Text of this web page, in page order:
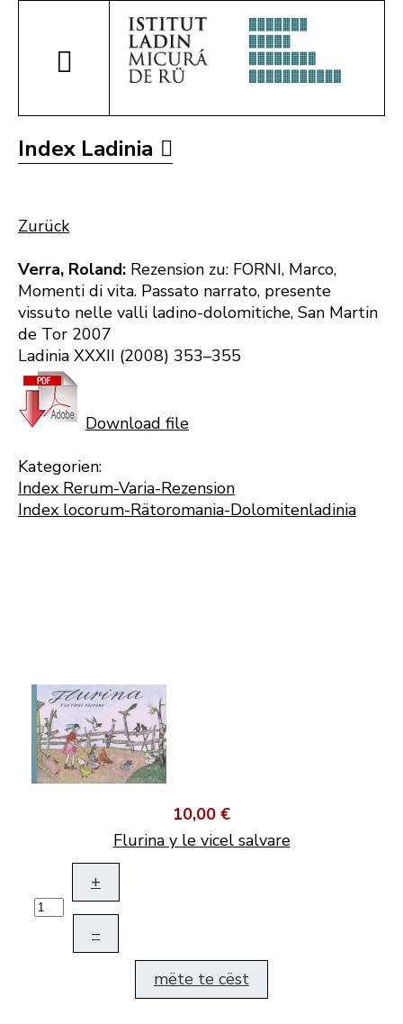
Index Ladinia
Zurück
Verra, Roland: Rezension zu: FORNI, Marco,
Momenti di vita. Passato narrato, presente
vissuto nelle valli ladino-dolomitiche, San Martin
de Tor 2007
Ladinia XXXII (2008) 353–355
Download file
Kategorien:
Index Rerum-Varia-Rezension
Index locorum-Rätoromania-Dolomitenladinia
10,00 €
Flurina y le vicel salvare
+
–
mëte te cëst